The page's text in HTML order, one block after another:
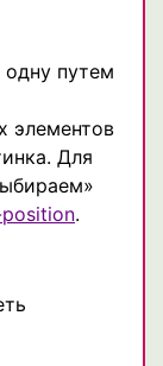
одну путем
элементов
Для
.